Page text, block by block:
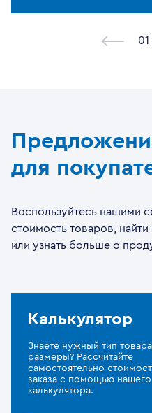
1
для
Воспользуйтесь нашими
стоимость товаров,
или узнать больше о
Калькулятор
Знаете нужный тип
размеры? Рассчитайте
самостоятельно
заказа с помощью нашего
калькулятора.